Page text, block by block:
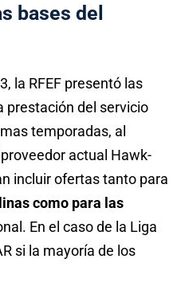
bases del
la RFEF presentó las
prestación del servicio
temporadas, al
actual Hawk-
incluir ofertas tanto para
como para las
En el caso de la Liga
si la mayoría de los